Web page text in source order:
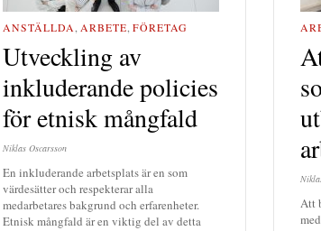
ANSTÄLLDA, ARBETE, FÖRETAG
Utveckling av
inkluderande policies
för etnisk mångfald
Niklas Oscarsson
En inkluderande arbetsplats är en som
värdesätter och respekterar alla
medarbetares bakgrund och erfarenheter.
Etnisk mångfald är en viktig del av detta
Att